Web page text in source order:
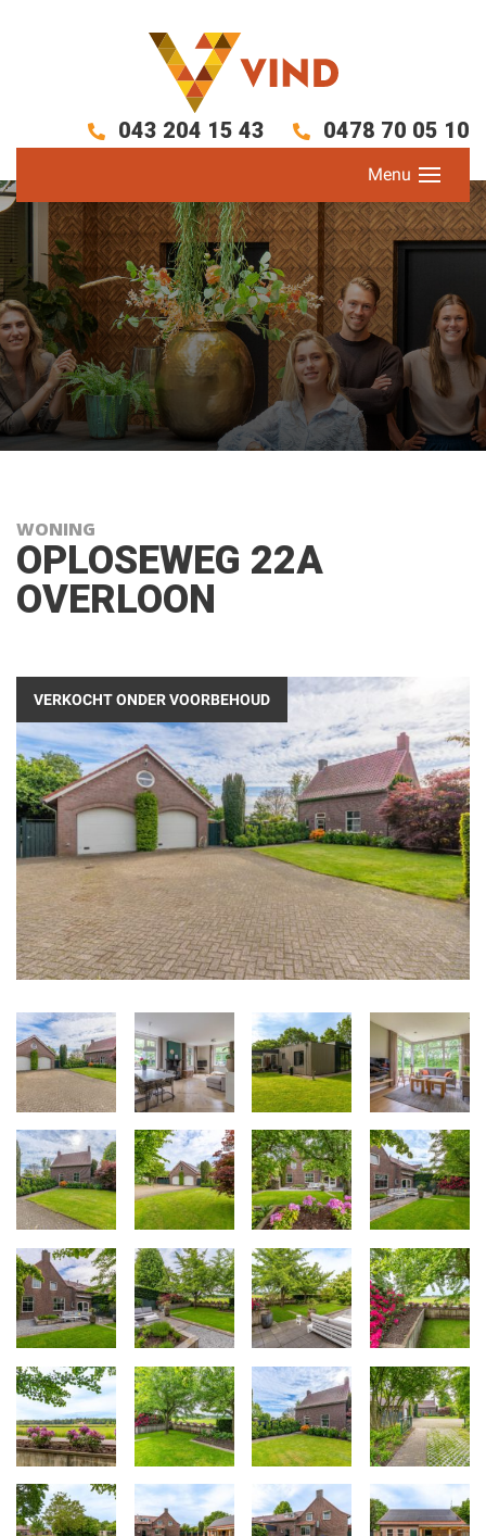
043 204 15 43 0478 70 05 10
WONING
OPLOSEWEG 22A
OVERLOON
VERKOCHT ONDER VOORBEHOUD